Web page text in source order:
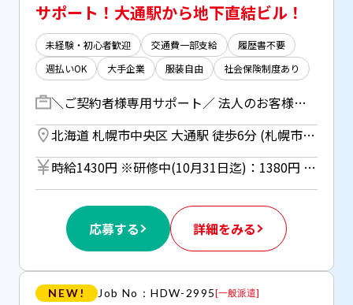
サポート！大通駅から地下直結ビル！
未経験・初心者歓迎 交通費一部支給
履歴書不要
週払いOK
大手企業 服装自由 社会保険制度あり
＼ご契約者様専用サポート／ 法人のお客様（店舗や事務所）からの「Wi-Fiの設定方法を教えてほしい」「新しい端末を追加したい」といった お困りごとに対し「メール」や 「お電話」での対応をお任せします！ ・契約内容の確認、変更受付 ・Wi-Fiの設定、操作方法のご案内 ・トラブルシューティング ・故障手配(関連部署へ依頼) ・オプションサービスの設定、サポート ・お困りごとがないか確認の連絡 ・専用システムへの入力作業 など 【研修期間】 20日程度(08:30～17:00) 1ヶ月半程度(08:45～17:15)
北海道 札幌市中央区 大通駅 徒歩6分 (札幌市営東西線) ／ 札幌駅 徒歩15分 (JR函館本線) ／ さっぽろ駅 徒歩10分 (札幌市営南北線)
時給1430円 ※研修中(10月31日迄)：1380円 ※週払い（規定あり）利用OK！（但し、週払い制度は初回2ヵ月間のみ、3ヵ月目以降は月払い制になります。利用についてはご本人様からお仕事紹介時に申請があった場合のみとなります。）
応募する 詳細をみる
NEW! Job No：HDW-2995[一般派遣]